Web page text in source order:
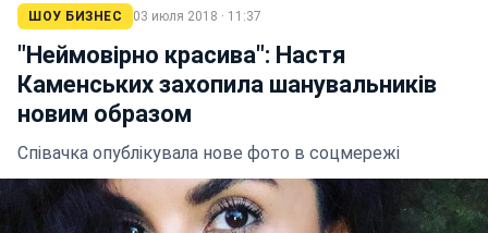
ШОУ БИЗНЕС 03 июля 2018 · 11:37
"Неймовірно красива": Настя
Каменських захопила шанувальників
новим образом
Співачка опублікувала нове фото в соцмережі